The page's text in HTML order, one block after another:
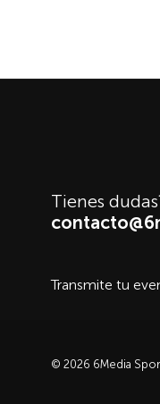
Tienes
Transmite tu
© 2026 6Media